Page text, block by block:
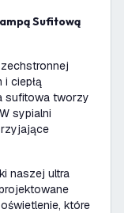
i ciepłą
sufitowa tworzy
sypialni
naszej ultra
które